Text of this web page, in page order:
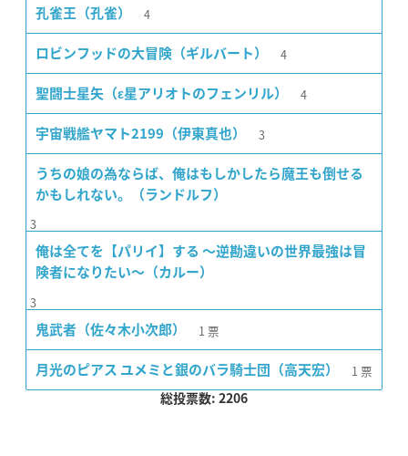
孔雀王（孔雀） 4
ロビンフッドの大冒険（ギルバート） 4
聖闘士星矢（ε星アリオトのフェンリル） 4
宇宙戦艦ヤマト2199（伊東真也） 3
うちの娘の為ならば、俺はもしかしたら魔王も倒せる
かもしれない。（ランドルフ）
3
俺は全てを【パリイ】する 〜逆勘違いの世界最強は冒
険者になりたい〜（カルー）
3
鬼武者（佐々木小次郎） 1 票
月光のピアス ユメミと銀のバラ騎士団（高天宏） 1 票
総投票数: 2206